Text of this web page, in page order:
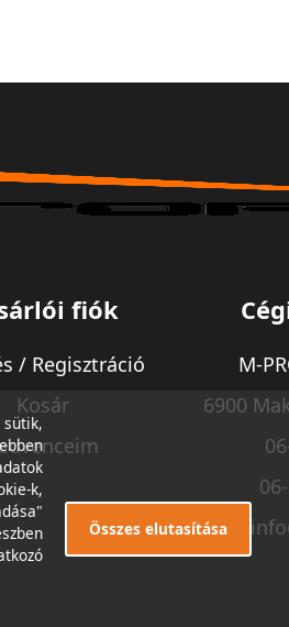
fiók
/ Regisztráció
Kosár
M-
6900
k,
Összes elutasítása